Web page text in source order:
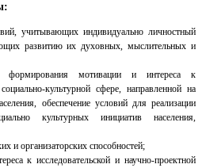
учитывающих индивидуально личностный
развитию их духовных, мыслительных и
мотивации и интереса к
культурной сфере, направленной на
обеспечение условий для реализации
культурных инициатив населения,
и организаторских способностей;
к исследовательской и научно-проектной